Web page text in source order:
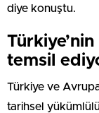
diye konuştu.
Türkiye’nin
temsil
Türkiye ve
tarihsel